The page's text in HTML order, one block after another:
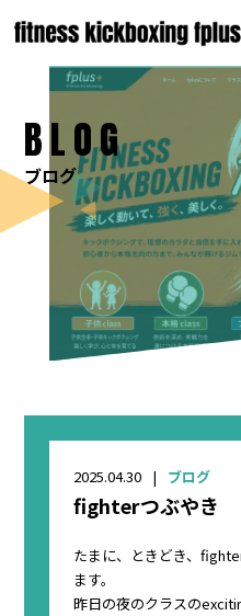
BLOG
ブログ
2025.04.30 ブログ
fighterつぶやき
たまに、ときどき、
ます。
昨日の夜のクラスの